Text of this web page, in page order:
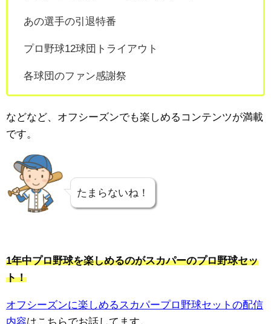
あの選手の引退特番
プロ野球12球団トライアウト
各球団のファン感謝祭
などなど、オフシーズンでも楽しめるコンテンツが満載
です。
たまらないね！
1年中プロ野球を楽しめるのがスカパーのプロ野球セッ
ト！
オフシーズンに楽しめるスカパープロ野球セットの配信
内容はこちらでお話してます。